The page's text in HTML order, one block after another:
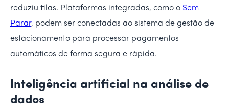
reduziu filas. Plataformas integradas, como o Sem
Parar, podem ser conectadas ao sistema de gestão de
estacionamento para processar pagamentos
automáticos de forma segura e rápida.
Inteligência artificial na análise de
dados